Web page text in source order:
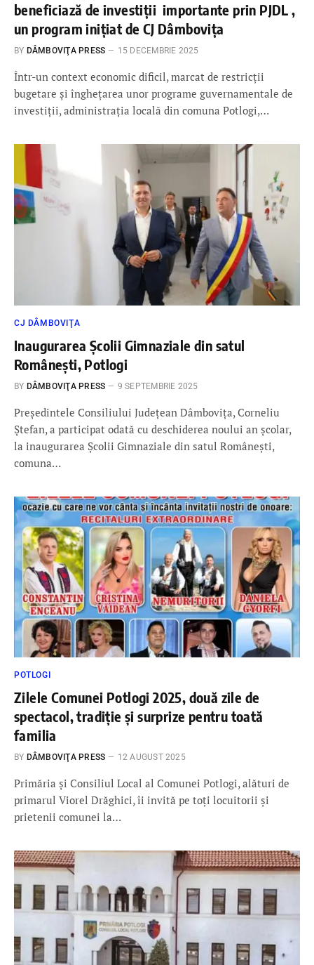
beneficiază de investiții importante prin PJDL ,
un program inițiat de CJ Dâmbovița
BY DÂMBOVIŢA PRESS 15 DECEMBRIE 2025
Într-un context economic dificil, marcat de restricții
bugetare și înghețarea unor programe guvernamentale de
investiții, administrația locală din comuna Potlogi,…
CJ DÂMBOVIŢA
Inaugurarea Școlii Gimnaziale din satul
Românești, Potlogi
BY DÂMBOVIŢA PRESS 9 SEPTEMBRIE 2025
Președintele Consiliului Județean Dâmbovița, Corneliu
Ștefan, a participat odată cu deschiderea noului an școlar,
la inaugurarea Școlii Gimnaziale din satul Românești,
comuna…
POTLOGI
Zilele Comunei Potlogi 2025, două zile de
spectacol, tradiție și surprize pentru toată
familia
BY DÂMBOVIŢA PRESS 12 AUGUST 2025
Primăria și Consiliul Local al Comunei Potlogi, alături de
primarul Viorel Drăghici, îi invită pe toți locuitorii și
prietenii comunei la…